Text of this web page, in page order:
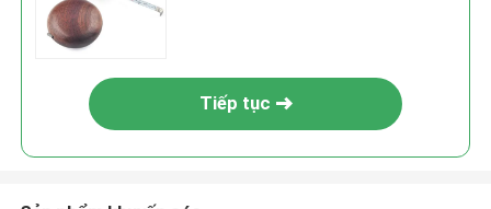
Tiếp tục